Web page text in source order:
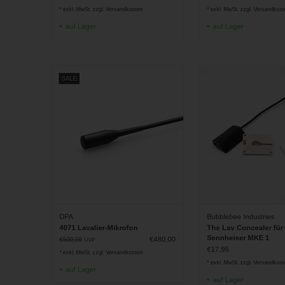
* exkl. MwSt. zzgl. Versandkosten
auf Lager
* exkl. MwSt. zzgl.
auf Lager
SALEMiniatur-Kondensatormikrofon mit
DPA
4071 Lavalier-Mikrofon
€500,00 UVP €480,00
* exkl. MwSt. zzgl. Versandkosten
auf Lager
Einbauhilfe für Sennheiser
ZUM WARENKORB
Bubblebee Industries
The Lav Concealer für
Sennheiser MKE 1
€17,95
* exkl. MwSt. zzgl.
auf Lager